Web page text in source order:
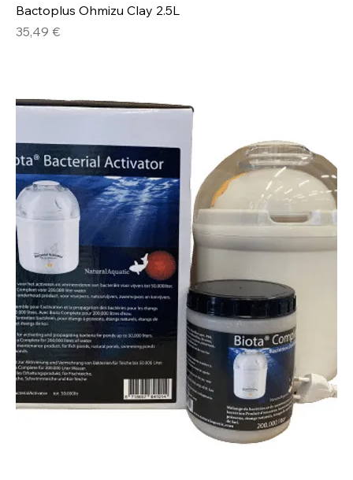
Bactoplus Ohmizu Clay 2.5L
Prix
35,49 €